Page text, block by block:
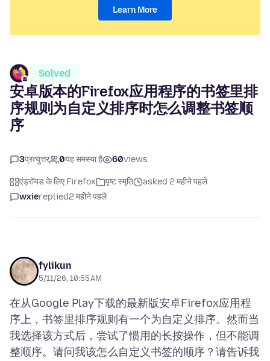
Learn More
Solved
安卓版本的Firefox应用程序的书签里排
序规则为自定义排序时怎么调整书签顺
序
3प्रत्युत्तर 0यह समस्या है 60views
एंड्रॉयड के लिए Firefox पृष्ट स्मृति
asked 2 महीने पहले
wxiereplied2 महीने पहले
fylikun
5/11/26, 10:55 AM
在从Google Play下载的最新版安卓Firefox应用程
序上，书签里排序规则有一个为自定义排序。然而当
我选择该方式后，尝试了惯用的长按操作，但不能调
整顺序。请问我该怎么自定义书签的顺序？请告诉我